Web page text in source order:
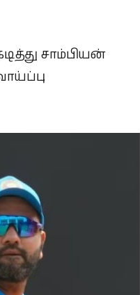
சாம்பியன்